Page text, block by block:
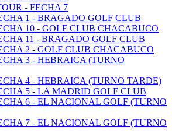
- FECHA 7
1 - BRAGADO GOLF CLUB
10 - GOLF CLUB CHACABUCO
11 - BRAGADO GOLF CLUB
2 - GOLF CLUB CHACABUCO
3 - HEBRAICA (TURNO
4 - HEBRAICA (TURNO TARDE)
5 - LA MADRID GOLF CLUB
6 - EL NACIONAL GOLF (TURNO
7 - EL NACIONAL GOLF (TURNO